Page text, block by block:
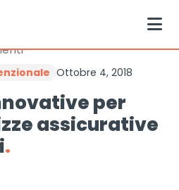
non Convenzionale
per vendere polizze
Ottobre 4, 2018
per
assicurative